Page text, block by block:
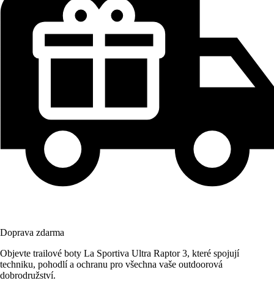
Doprava zdarma
Objevte trailové boty La Sportiva Ultra Raptor 3, které spojují
techniku, pohodlí a ochranu pro všechna vaše outdoorová
dobrodružství.